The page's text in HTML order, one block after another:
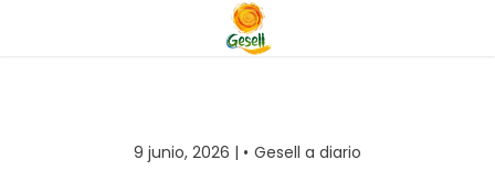
9 junio, 2026 | Gesell a diario